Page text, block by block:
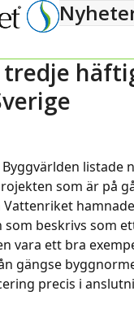
listade
som är på
som beskrivs som
vara ett bra
gängse
precis i